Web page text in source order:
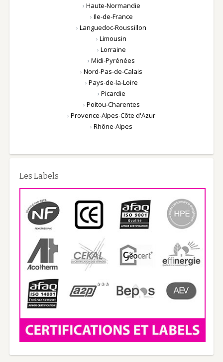
› Haute-Normandie
› Ile-de-France
›Languedoc-Roussillon
›Limousin
› Lorraine
›Midi-Pyrénées
›Nord-Pas-de-Calais
› Pays-de-la-Loire
› Picardie
› Poitou-Charentes
›Provence-Alpes-Côte d'Azur
›Rhône-Alpes
Les Labels